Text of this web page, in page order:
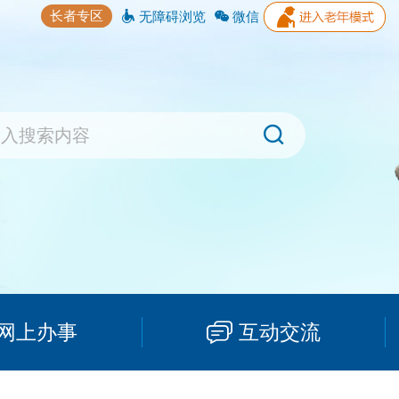
长者专区 无障碍浏览 微信
上办事 互动交流